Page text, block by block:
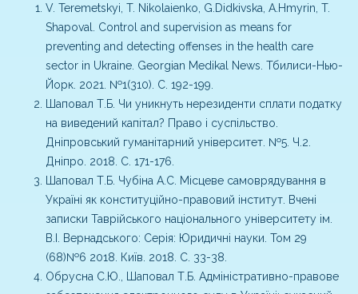
V. Teremetskyi, T. Nikolaienko, G.Didkivska, A.Hmyrin, T.
Shapoval. Control and supervision as means for
preventing and detecting offenses in the health care
sector in Ukraine. Georgian Medikal News. Тбилиси-Нью-
Йорк. 2021. №1(310). С. 192-199.
Шаповал Т.Б. Чи уникнуть нерезиденти сплати податку
на виведений капітал? Право і суспільство.
Дніпровський гуманітарний університет. №5. Ч.2.
Дніпро. 2018. С. 171-176.
Шаповал Т.Б. Чубіна А.С. Місцеве самоврядування в
Україні як конституційно-правовий інститут. Вчені
записки Таврійського національного університету ім.
В.І. Вернадського: Серія: Юридичні науки. Том 29
(68)№6 2018. Київ. 2018. С. 33-38.
Обрусна С.Ю., Шаповал Т.Б. Адміністративно-правове